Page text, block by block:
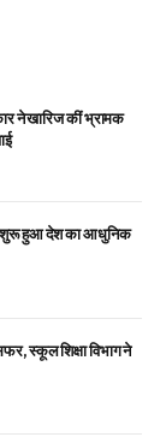
ने खारिज कीं भ्रामक
शुरू हुआ देश का आधुनिक
स्कूल शिक्षा विभाग ने